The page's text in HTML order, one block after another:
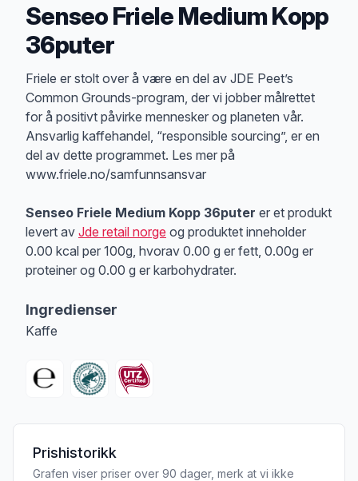
Senseo Friele Medium Kopp
36puter
Produktbeskrivelse
Friele er stolt over å være en del av JDE Peet’s
Common Grounds-program, der vi jobber målrettet
for å positivt påvirke mennesker og planeten vår.
Ansvarlig kaffehandel, “responsible sourcing”, er en
del av dette programmet. Les mer på
www.friele.no/samfunnsansvar
Senseo Friele Medium Kopp 36puter er et produkt
levert av Jde retail norge og produktet inneholder
0.00 kcal per 100g, hvorav 0.00 g er fett, 0.00g er
proteiner og 0.00 g er karbohydrater.
Ingredienser
Kaffe
Prishistorikk
Grafen viser priser over 90 dager, merk at vi ikke